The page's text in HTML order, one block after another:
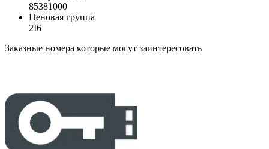
85381000
Ценовая группа
2I6
Заказные номера которые могут заинтересовать